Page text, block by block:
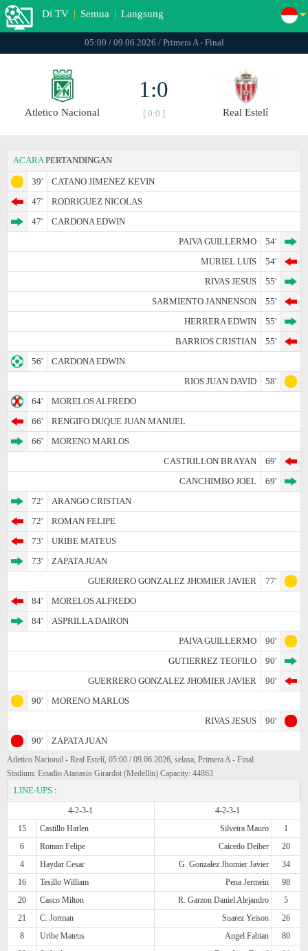
Di TV | Semua | Langsung
05:00 / 09.06.2026 / Primera A - Final
Atletico Nacional
1:0
[ 0:0 ] Real Estelí
ACARA PERTANDINGAN
39'
CATANO JIMENEZ KEVIN
47'
RODRIGUEZ NICOLAS
47'
CARDONA EDWIN
PAIVA GUILLERMO
54'
MURIEL LUIS
54'
RIVAS JESUS
55'
SARMIENTO JANNENSON
55'
HERRERA EDWIN
55'
BARRIOS CRISTIAN
55'
56'
CARDONA EDWIN
RIOS JUAN DAVID
58'
64'
MORELOS ALFREDO
66'
RENGIFO DUQUE JUAN MANUEL
66'
MORENO MARLOS
CASTRILLON BRAYAN
69'
CANCHIMBO JOEL
69'
72'
ARANGO CRISTIAN
72'
ROMAN FELIPE
73'
URIBE MATEUS
73'
ZAPATA JUAN
GUERRERO GONZALEZ JHOMIER JAVIER
77'
84'
MORELOS ALFREDO
84'
ASPRILLA DAIRON
PAIVA GUILLERMO
90'
GUTIERREZ TEOFILO
90'
GUERRERO GONZALEZ JHOMIER JAVIER
90'
90'
MORENO MARLOS
RIVAS JESUS
90'
90'
ZAPATA JUAN
Atletico Nacional - Real Estelí, 05:00 / 09.06.2026, selasa, Primera A - Final
Stadium: Estadio Atanasio Girardot (Medellin) Capacity: 44863
LINE-UPS :
4-2-3-1
4-2-3-1
15
Castillo Harlen Silveira Mauro
1
6
Roman Felipe Caicedo Deiber
20
4
Haydar Cesar G. Gonzalez Jhomier Javier
34
16
Tesillo William Pena Jermein
98
20
Casco Milton R. Garzon Daniel Alejandro
5
21
C. Jorman Suarez Yeison
26
8
Uribe Mateus Angel Fabian
80